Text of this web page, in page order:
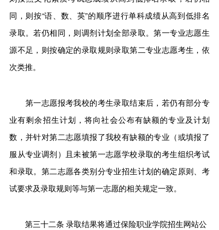
同，则按“语、数、英”的顺序进行单科成绩从高到低排名
录取。若仍相同，则调剂计划全部录取。第一专业志愿生
源不足，则按确定的录取规则录取第二专业志愿考生，依
次类推。
第一志愿报考我校的考生录取结束后，若仍有部分专
业有剩余招生计划，将向社会公布有缺额的专业及计划
数，并针对第二志愿填报了我校有缺额的专业（或填报了
服从专业调剂）且未被第一志愿学校录取的考生组织考试
和录取。第二志愿各类别分专业招生计划的确定原则、考
试要求及录取规则等与第一志愿的相关规定一致。
第三十二条 录取结果将通过保险职业学院招生网站公